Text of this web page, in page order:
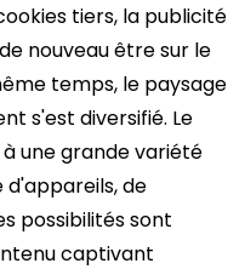
tiers, la publicité
nouveau être sur le
temps, le paysage
s'est diversifié. Le
une grande variété
d'appareils, de
possibilités sont
captivant